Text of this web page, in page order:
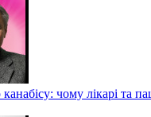
канабісу: чому лікарі та